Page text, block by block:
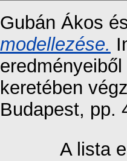
Gubán Ákos
modellezése.
keretében
Budapest, pp.
A lista